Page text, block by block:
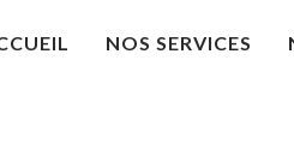
NOS SERVICES